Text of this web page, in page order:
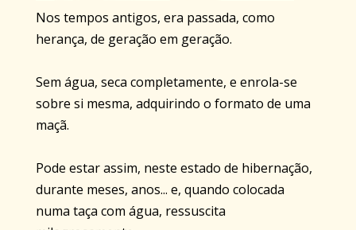
Nos tempos antigos, era passada, como
herança, de geração em geração.
Sem água, seca completamente, e enrola-se
sobre si mesma, adquirindo o formato de uma
maçã.
Pode estar assim, neste estado de hibernação,
durante meses, anos... e, quando colocada
numa taça com água, ressuscita